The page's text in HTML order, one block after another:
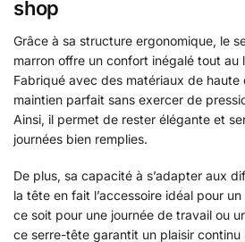
shop
Grâce à sa structure ergonomique, le
marron offre un confort inégalé tout au
Fabriqué avec des matériaux de haute
maintien parfait sans exercer de
Ainsi, il permet de rester élégante et
journées bien remplies.
De plus, sa capacité à s’adapter aux
la tête en fait l’accessoire idéal pour
ce soit pour une journée de travail ou
ce serre-tête garantit un plaisir continu